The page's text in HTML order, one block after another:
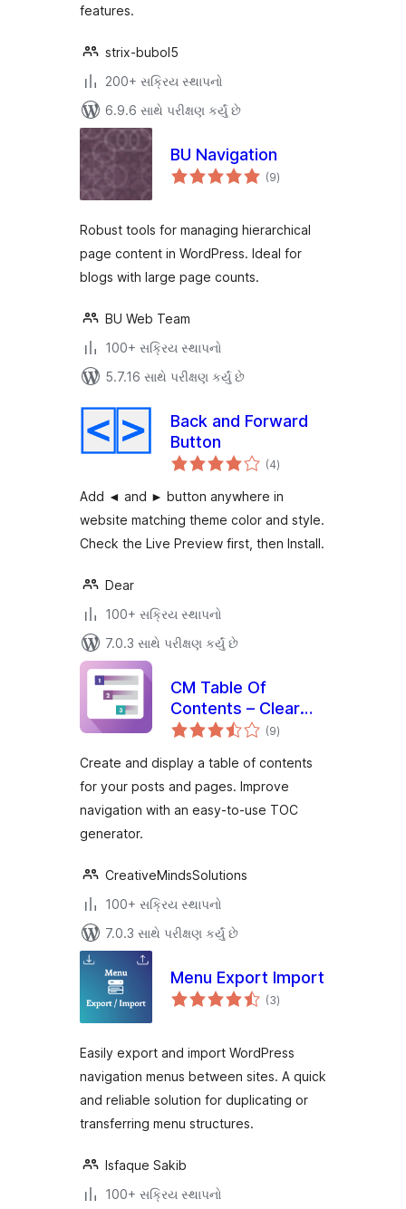
features.
strix-bubol5
200+ સક્રિય સ્થાપનો
6.9.6 સાથે પરીક્ષણ કર્યું છે
BU Navigation
(9કુલ
રેટિંગ્સ
)
Robust tools for managing hierarchical
page content in WordPress. Ideal for
blogs with large page counts.
BU Web Team
100+ સક્રિય સ્થાપનો
5.7.16 સાથે પરીક્ષણ કર્યું છે
Back and Forward
Button
(4કુલ
રેટિંગ્સ
)
Add ◄ and ► button anywhere in
website matching theme color and style.
Check the Live Preview first, then Install.
Dear
100+ સક્રિય સ્થાપનો
7.0.3 સાથે પરીક્ષણ કર્યું છે
CM Table Of
Contents – Clear
navigation for
discovery
(9કુલ
રેટિંગ્સ
)
Create and display a table of contents
for your posts and pages. Improve
navigation with an easy-to-use TOC
generator.
CreativeMindsSolutions
100+ સક્રિય સ્થાપનો
7.0.3 સાથે પરીક્ષણ કર્યું છે
Menu Export Import
(3કુલ
રેટિંગ્સ
)
Easily export and import WordPress
navigation menus between sites. A quick
and reliable solution for duplicating or
transferring menu structures.
Isfaque Sakib
100+ સક્રિય સ્થાપનો